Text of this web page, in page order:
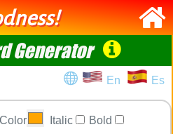
Generator
En Es
Color Italic Bold